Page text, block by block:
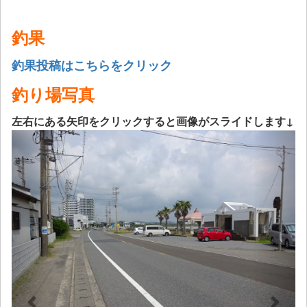
釣果
釣果投稿はこちらをクリック
釣り場写真
左右にある矢印をクリックすると画像がスライドします↓
Previous